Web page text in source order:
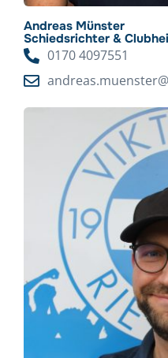
Andreas Münster
Schiedsrichter &
0170 4097551